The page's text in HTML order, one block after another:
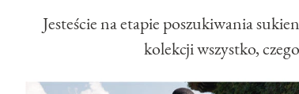
Jesteście na etapie poszukiwania
kolekcji wszystko,